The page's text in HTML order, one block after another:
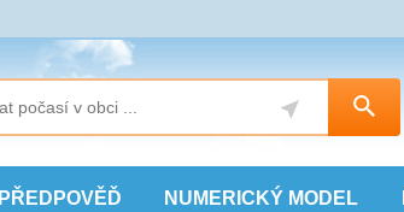
PŘEDPOVĚĎ NUMERICKÝ MODEL